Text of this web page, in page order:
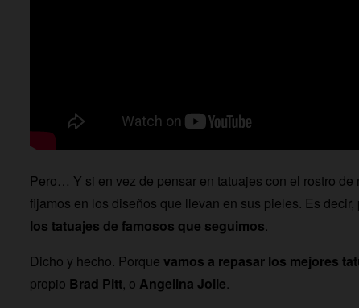
Pero… Y si en vez de pensar en tatuajes con el rostro de
fijamos en los diseños que llevan en sus pieles. Es decir,
los tatuajes de famosos que seguimos.
Dicho y hecho. Porque vamos a repasar los mejores
propio Brad Pitt, o Angelina Jolie.